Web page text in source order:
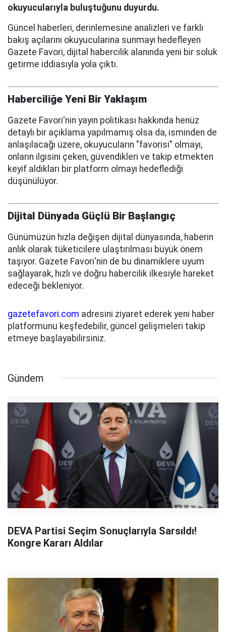
okuyucularıyla buluştuğunu duyurdu.
Güncel haberleri, derinlemesine analizleri ve farklı
bakış açılarını okuyucularına sunmayı hedefleyen
Gazete Favori, dijital habercilik alanında yeni bir soluk
getirme iddiasıyla yola çıktı.
Haberciliğe Yeni Bir Yaklaşım
Gazete Favori'nin yayın politikası hakkında henüz
detaylı bir açıklama yapılmamış olsa da, isminden de
anlaşılacağı üzere, okuyucuların "favorisi" olmayı,
onların ilgisini çeken, güvendikleri ve takip etmekten
keyif aldıkları bir platform olmayı hedeflediği
düşünülüyor.
Dijital Dünyada Güçlü Bir Başlangıç
Günümüzün hızla değişen dijital dünyasında, haberin
anlık olarak tüketicilere ulaştırılması büyük önem
taşıyor. Gazete Favori'nin de bu dinamiklere uyum
sağlayarak, hızlı ve doğru habercilik ilkesiyle hareket
edeceği bekleniyor.
gazetefavori.com adresini ziyaret ederek yeni haber
platformunu keşfedebilir, güncel gelişmeleri takip
etmeye başlayabilirsiniz.
Gündem
DEVA Partisi Seçim Sonuçlarıyla Sarsıldı!
Kongre Kararı Aldılar